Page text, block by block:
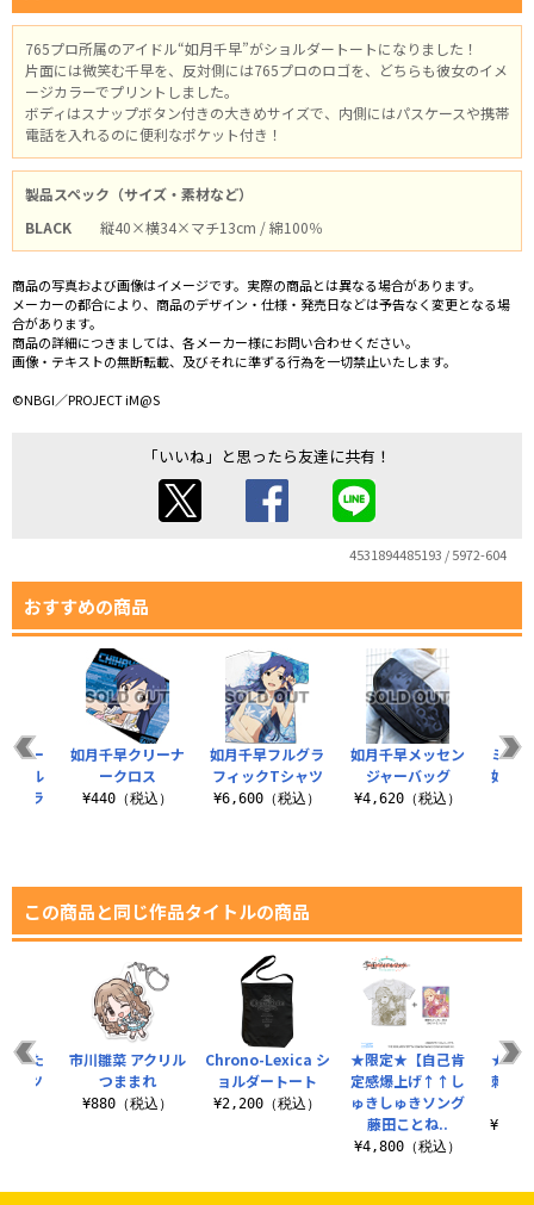
765プロ所属のアイドル“如月千早”がショルダートートになりました！
片面には微笑む千早を、反対側には765プロのロゴを、どちらも彼女のイメ
ージカラーでプリントしました。
ボディはスナップボタン付きの大きめサイズで、内側にはパスケースや携帯
電話を入れるのに便利なポケット付き！
製品スペック（サイズ・素材など）
BLACK
縦40×横34×マチ13cm / 綿100％
商品の写真および画像はイメージです。実際の商品とは異なる場合があります。
メーカーの都合により、商品のデザイン・仕様・発売日などは予告なく変更となる場
合があります。
商品の詳細につきましては、各メーカー様にお問い合わせください。
画像・テキストの無断転載、及びそれに準ずる行為を一切禁止いたします。
©NBGI／PROJECT iM@S
「いいね」と思ったら友達に共有！
4531894485193 / 5972-604
おすすめの商品
如月千早フルグラ
フィックTシャツ
¥6,600（税込）
如月千早メッセン
ジャーバッグ
¥4,620（税込）
ミリ
如月
ター
ール
グラ
如月千早クリーナ
ークロス
¥440（税込）
この商品と同じ作品タイトルの商品
Chrono-Lexica シ
ョルダートート
¥2,200（税込）
★限定★【自己肯
定感爆上げ↑↑し
ゅきしゅきソング
藤田ことね..
¥4,800（税込）
★限
刺繍
いた
ャツ
市川雛菜 アクリル
つままれ
¥880（税込）